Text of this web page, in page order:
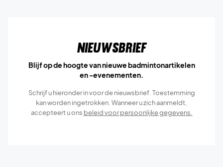
Nieuwsbrief
Blijf op de hoogte van nieuwe badmintonartikelen
en -evenementen.
Schrijf u hieronder in voor de nieuwsbrief. Toestemming
kan worden ingetrokken. Wanneer u zich aanmeldt,
accepteert u ons beleid voor persoonlijke gegevens.